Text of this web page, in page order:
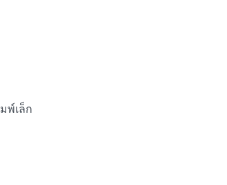
พ์เล็ก